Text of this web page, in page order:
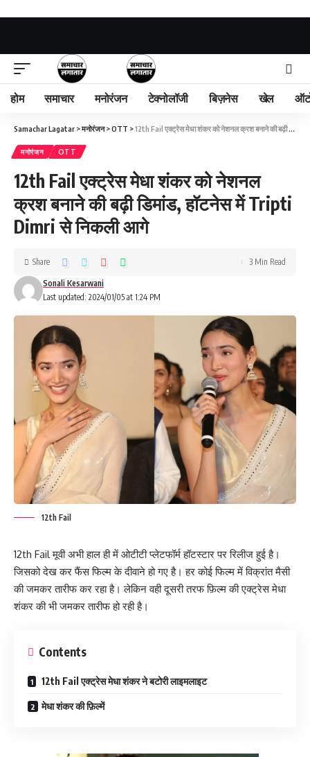
होम समाचार मनोरंजन टेक्नोलॉजी बिज़नेस खेल
Samachar Lagatar >मनोरंजन>OTT >12th Fail एक्ट्रेस मेधा शंकर को नेशनल क्रश बनाने की बढ़ी डिमांड, हॉटनेस में Tripti Dimri से निकली आगे
मनोरंजन OTT
12th Fail एक्ट्रेस मेधा शंकर को नेशनल
क्रश बनाने की बढ़ी डिमांड, हॉटनेस में Tripti
Dimri से निकली आगे
Last updated: 2024/01/05 at 1:24 PM
Sonali Kesarwani
Share 3 Min Read
12th Fail
12th Fail मूवी अभी हाल ही में ओटीटी प्लेटफॉर्म हॉटस्टार पर रिलीज हुई है।
जिसको देख कर फैंस फिल्म के दीवाने हो गए है। हर कोई फिल्म में विक्रांत मैसी
की जमकर तारीफ कर रहा है। लेकिन वही दूसरी तरफ फ़िल्म की एक्ट्रेस मेधा
शंकर की भी जमकर तारीफ हो रही है।
Contents
12th Fail एक्ट्रेस मेधा शंकर ने बटोरी लाइमलाइट
मेधा शंकर की फ़िल्में